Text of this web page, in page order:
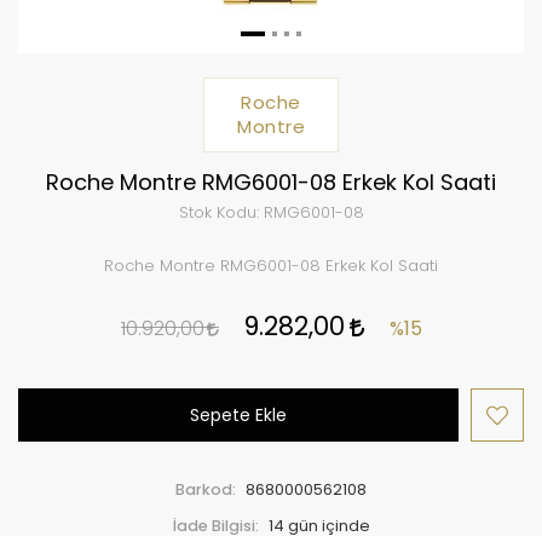
Roche
Montre
Roche Montre RMG6001-08 Erkek Kol Saati
Stok Kodu:RMG6001-08
Roche Montre RMG6001-08 Erkek Kol Saati
10.920,00 9.282,00 %15
Sepete Ekle
Barkod: 8680000562108
İade Bilgisi: